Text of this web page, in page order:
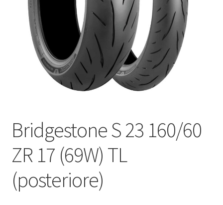
Bridgestone S 23 160/60
ZR 17 (69W) TL
(posteriore)